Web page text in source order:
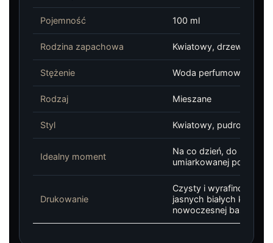
Pojemność 100 ml
Rodzina zapachowa Kwiatowy, drzewny
Stężenie Woda perfumowana
Rodzaj Mieszane
Styl Kwiatowy, pudrowy,
Idealny moment
Na co dzień, do biura,
umiarkowanej porze
Drukowanie
Czysty i wyrafinowany
jasnych białych
nowoczesnej bazie